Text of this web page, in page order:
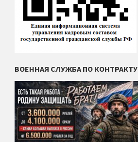
ВОЕННАЯ СЛУЖБА ПО КОНТРАКТУ